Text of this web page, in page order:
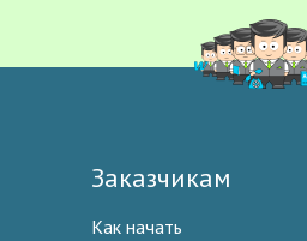
Заказчикам
Как начать